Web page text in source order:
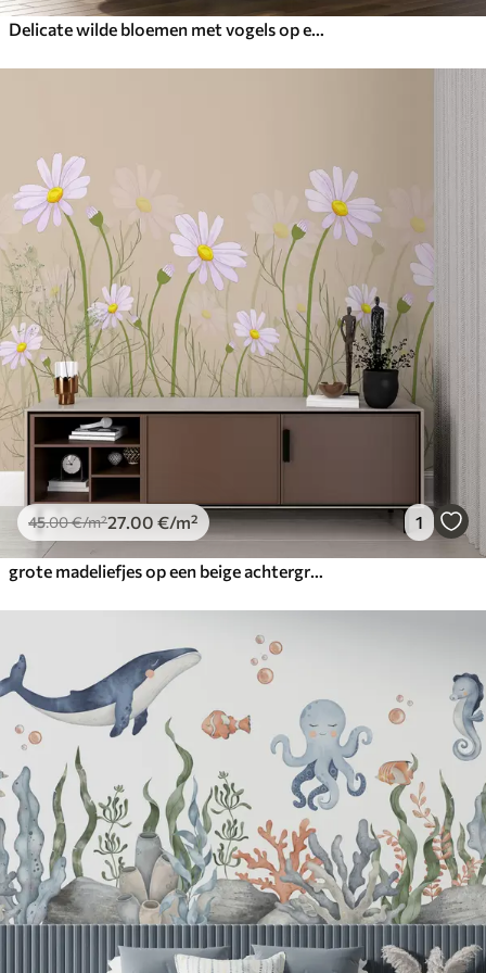
45.00€/m²27 .00 €/m² 1